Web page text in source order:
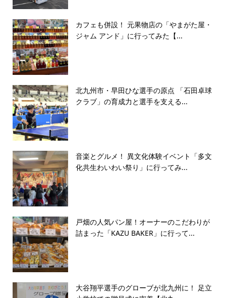
カフェも併設！ 元果物店の「やまがた屋・
ジャム アンド」に行ってみた【...
北九州市・早田ひな選手の原点 「石田卓球
クラブ」の育成力と選手を支える...
音楽とグルメ！ 異文化体験イベント「多文
化共生わいわい祭り」に行ってみ...
戸畑の人気パン屋！オーナーのこだわりが
詰まった「KAZU BAKER」に行って...
大谷翔平選手のグローブが北九州に！ 足立